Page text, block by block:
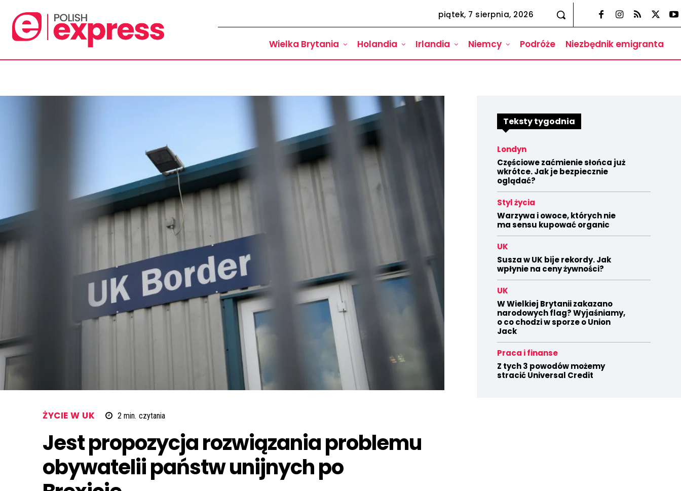
piątek, 7 sierpnia, 2026
Wielka Brytania Holandia Irlandia Niemcy Podróże Niezbędnik emigranta
ŻYCIE W UK 2 min. czytania
Jest propozycja rozwiązania problemu
obywatelii państw unijnych po
Teksty tygodnia
Londyn
Częściowe zaćmienie słońca już
wkrótce. Jak je bezpiecznie
oglądać?
Styl życia
Warzywa i owoce, których nie
ma sensu kupować organic
UK
Susza w UK bije rekordy. Jak
wpłynie na ceny żywności?
UK
W Wielkiej Brytanii zakazano
narodowych flag? Wyjaśniamy,
o co chodzi w sporze o Union
Jack
Praca i finanse
Z tych 3 powodów możemy
stracić Universal Credit